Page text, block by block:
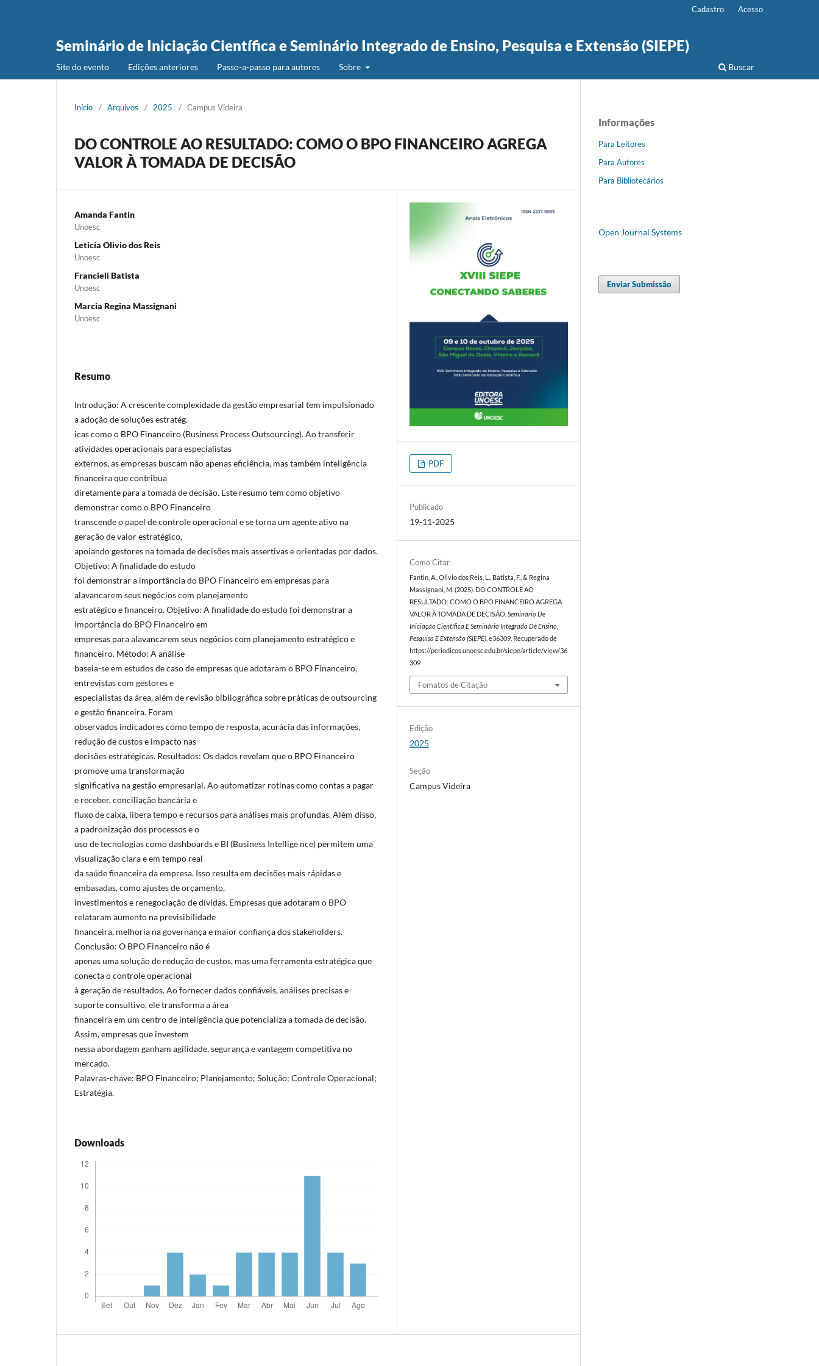
Seminário de Iniciação Científica e Seminário Integrado de Ensino, Pesquisa e Extensão (SIEPE)
Site do evento Edições anteriores Passo-a-passo para autores Sobre Buscar
Cadastro Acesso
Início / Arquivos / 2025 / Campus Videira
DO CONTROLE AO RESULTADO: COMO O BPO FINANCEIRO AGREGA
VALOR À TOMADA DE DECISÃO
Amanda Fantin
Unoesc
Leticia Olivio dos Reis
Unoesc
Francieli Batista
Unoesc
Marcia Regina Massignani
Unoesc
Resumo
Introdução: A crescente complexidade da gestão empresarial tem impulsionado
a adoção de soluções estratég.
icas como o BPO Financeiro (Business Process Outsourcing). Ao transferir
atividades operacionais para especialistas
externos, as empresas buscam não apenas eficiência, mas também inteligência
financeira que contribua
diretamente para a tomada de decisão. Este resumo tem como objetivo
demonstrar como o BPO Financeiro
transcende o papel de controle operacional e se torna um agente ativo na
geração de valor estratégico,
apoiando gestores na tomada de decisões mais assertivas e orientadas por dados.
Objetivo: A finalidade do estudo
foi demonstrar a importância do BPO Financeiro em empresas para
alavancarem seus negócios com planejamento
estratégico e financeiro. Objetivo: A finalidade do estudo foi demonstrar a
importância do BPO Financeiro em
empresas para alavancarem seus negócios com planejamento estratégico e
financeiro. Método: A análise
baseia-se em estudos de caso de empresas que adotaram o BPO Financeiro,
entrevistas com gestores e
especialistas da área, além de revisão bibliográfica sobre práticas de outsourcing
e gestão financeira. Foram
observados indicadores como tempo de resposta, acurácia das informações,
redução de custos e impacto nas
decisões estratégicas. Resultados: Os dados revelam que o BPO Financeiro
promove uma transformação
significativa na gestão empresarial. Ao automatizar rotinas como contas a pagar
e receber, conciliação bancária e
fluxo de caixa, libera tempo e recursos para análises mais profundas. Além disso,
a padronização dos processos e o
uso de tecnologias como dashboards e BI (Business Intellige nce) permitem uma
visualização clara e em tempo real
da saúde financeira da empresa. Isso resulta em decisões mais rápidas e
embasadas, como ajustes de orçamento,
investimentos e renegociação de dívidas. Empresas que adotaram o BPO
relataram aumento na previsibilidade
financeira, melhoria na governança e maior confiança dos stakeholders.
Conclusão: O BPO Financeiro não é
apenas uma solução de redução de custos, mas uma ferramenta estratégica que
conecta o controle operacional
à geração de resultados. Ao fornecer dados confiáveis, análises precisas e
suporte consultivo, ele transforma a área
financeira em um centro de inteligência que potencializa a tomada de decisão.
Assim, empresas que investem
nessa abordagem ganham agilidade, segurança e vantagem competitiva no
mercado.
Palavras-chave: BPO Financeiro; Planejamento; Solução; Controle Operacional;
Estratégia.
Downloads
PDF
Publicado
19-11-2025
Como Citar
Fantin, A., Olivio dos Reis, L., Batista, F., & Regina
Massignani, M. (2025). DO CONTROLE AO
RESULTADO: COMO O BPO FINANCEIRO AGREGA
VALOR À TOMADA DE DECISÃO.Seminário De
Iniciação Científica E Seminário Integrado De Ensino,
Pesquisa E Extensão (SIEPE), e36309. Recuperado de
https://periodicos.unoesc.edu.br/siepe/article/view/36
309
Fomatos de Citação
Edição
2025
Seção
Campus Videira
Informações
Para Leitores
Para Autores
Para Bibliotecários
Open Journal Systems
Enviar Submissão